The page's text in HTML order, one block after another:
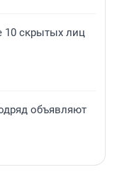
10 скрытых лиц
объявляют